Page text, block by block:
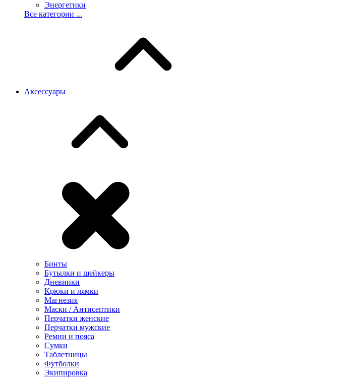
Энергетики
Все категории ...
Аксессуары
Бинты
Бутылки и шейкеры
Дневники
Крюки и лямки
Магнезия
Маски / Антисептики
Перчатки женские
Перчатки мужские
Ремни и пояса
Сумки
Таблетницы
Футболки
Экипировка